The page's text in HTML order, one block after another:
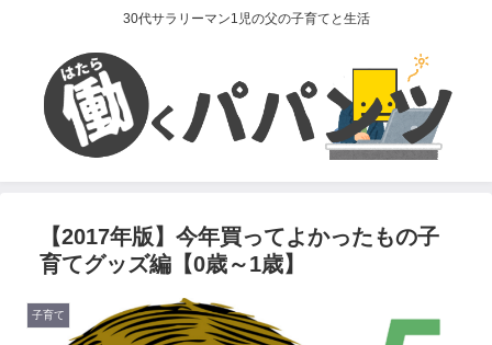
30代サラリーマン1児の父の子育てと生活
【2017年版】今年買ってよかったもの子
育てグッズ編【0歳～1歳】
子育て